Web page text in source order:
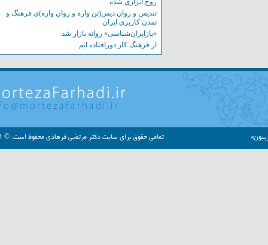
روح ابزاری شده
تندیس و روان دیس(تن واره و روان واره)ی فرهنگ و
تمدن کاریزی ایران
«بازایران‌شناسی» روانه بازار شد
از فرهنگ کار دورافتاده ایم
تمامی حقوق برای سایت دکتر مرتضی فرهادی محفوظ است. © ۱۳۹۱